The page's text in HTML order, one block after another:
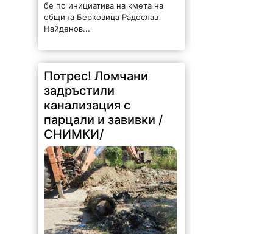
бе по инициатива на кмета на
община Берковица Радослав
Найденов...
Потрес! Ломчани
задръстили
канализация с
парцали и завивки /
СНИМКИ/